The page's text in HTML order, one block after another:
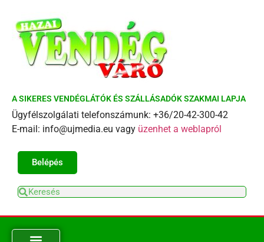
A SIKERES VENDÉGLÁTÓK ÉS SZÁLLÁSADÓK SZAKMAI LAPJA
Ügyfélszolgálati telefonszámunk: +36/20-42-300-42
E-mail: info@ujmedia.eu vagy üzenhet a weblapról
Belépés